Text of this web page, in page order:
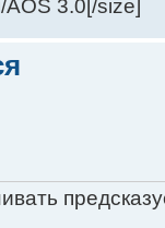
3.0[/size]